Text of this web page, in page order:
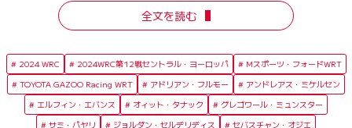
全文を読む
2024 WRC 2024WRC第12戦セントラル・ヨーロッパ
Mスポーツ・フォードWRT
TOYOTA GAZOO Racing WRT
アドリアン・フルモー
アンドレアス・ミケルセン
エルフィン・エバンス
オィット・タナック
グレゴワール・ミュンスター
サミ・パヤリ
ジョルダン・セルデリディス
セバスチャン・オジエ